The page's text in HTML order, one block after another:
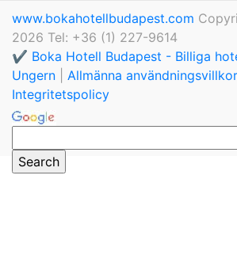
www.bokahotellbudapest.com
2026 Tel: +36 (1) 227-9614
✔️ Boka Hotell Budapest - Billiga
Ungern
Allmänna användningsvillkor
Integritetspolicy